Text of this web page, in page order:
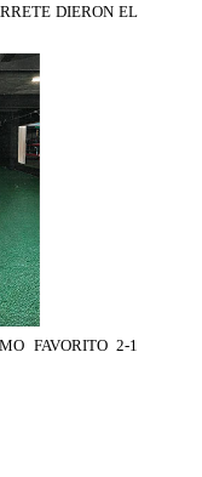
DIERON EL
FAVORITO 2-1